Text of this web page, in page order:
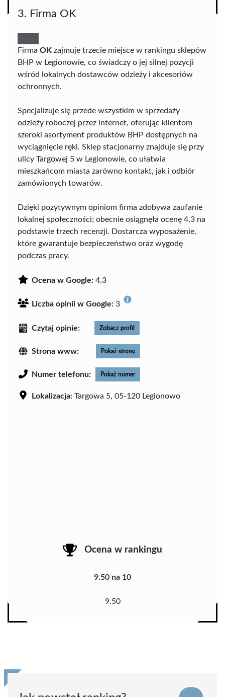
3. Firma OK
Firma OK zajmuje trzecie miejsce w rankingu sklepów
BHP w Legionowie, co świadczy o jej silnej pozycji
wśród lokalnych dostawców odzieży i akcesoriów
ochronnych.
Specjalizuje się przede wszystkim w sprzedaży
odzieży roboczej przez internet, oferując klientom
szeroki asortyment produktów BHP dostępnych na
wyciągnięcie ręki. Sklep stacjonarny znajduje się przy
ulicy Targowej 5 w Legionowie, co ułatwia
mieszkańcom miasta zarówno kontakt, jak i odbiór
zamówionych towarów.
Dzięki pozytywnym opiniom firma zdobywa zaufanie
lokalnej społeczności; obecnie osiągnęła ocenę 4,3 na
podstawie trzech recenzji. Dostarcza wyposażenie,
które gwarantuje bezpieczeństwo oraz wygodę
podczas pracy.
Ocena w Google: 4.3
Liczba opinii w Google: 3
Czytaj opinie: Zobacz profil
Strona www: Pokaż stronę
Numer telefonu: Pokaż numer
Lokalizacja: Targowa 5, 05-120 Legionowo
Ocena w rankingu
9.50 na 10
9.50